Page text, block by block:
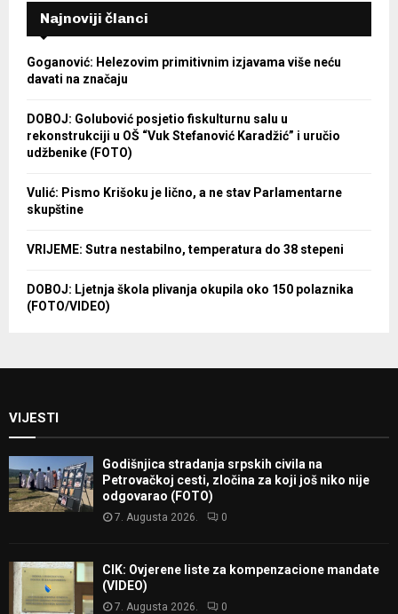
Najnoviji članci
Goganović: Helezovim primitivnim izjavama više neću
davati na značaju
DOBOJ: Golubović posjetio fiskulturnu salu u
rekonstrukciji u OŠ “Vuk Stefanović Karadžić” i uručio
udžbenike (FOTO)
Vulić: Pismo Krišoku je lično, a ne stav Parlamentarne
skupštine
VRIJEME: Sutra nestabilno, temperatura do 38 stepeni
DOBOJ: Ljetnja škola plivanja okupila oko 150 polaznika
(FOTO/VIDEO)
VIJESTI
Godišnjica stradanja srpskih civila na
Petrovačkoj cesti, zločina za koji još niko nije
odgovarao (FOTO)
7. Augusta 2026. 0
CIK: Ovjerene liste za kompenzacione mandate
(VIDEO)
7. Augusta 2026. 0